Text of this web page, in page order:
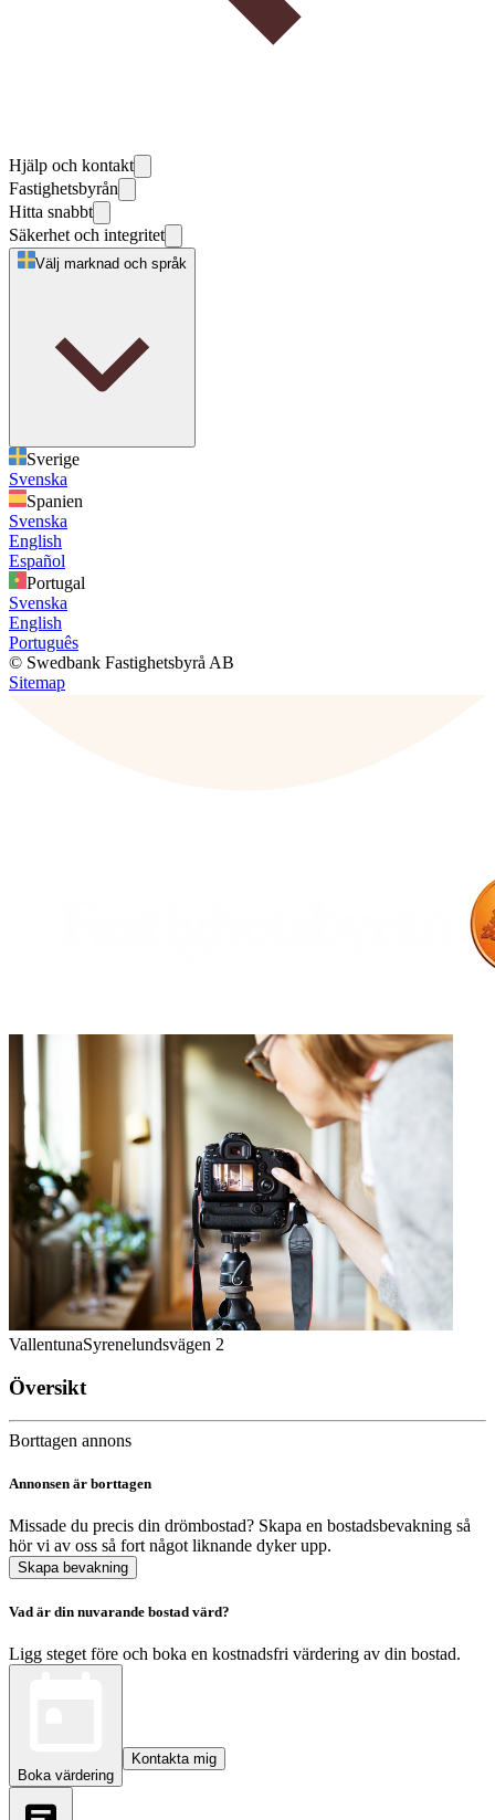
Hjälp och kontakt
Fastighetsbyrån
Hitta snabbt
Säkerhet och integritet
Välj marknad och språk
Sverige
Svenska
Spanien
Svenska
English
Español
Portugal
Svenska
English
Português
© Swedbank Fastighetsbyrå AB
Sitemap
VallentunaSyrenelundsvägen 2
Översikt
Borttagen annons
Annonsen är borttagen
Missade du precis din drömbostad? Skapa en bostadsbevakning så
hör vi av oss så fort något liknande dyker upp.
Skapa bevakning
Vad är din nuvarande bostad värd?
Ligg steget före och boka en kostnadsfri värdering av din bostad.
Boka värdering
Kontakta mig